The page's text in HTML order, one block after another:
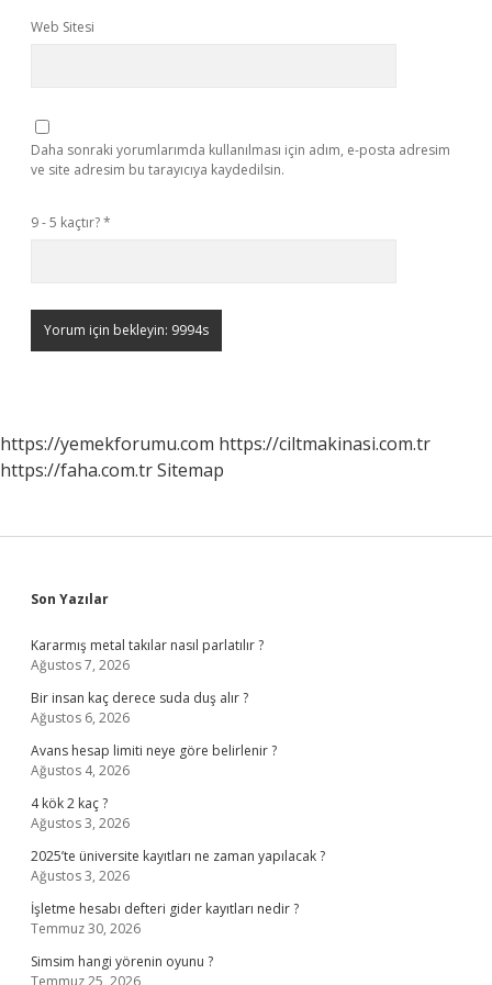
Web Sitesi
Daha sonraki yorumlarımda kullanılması için adım, e-posta adresim
ve site adresim bu tarayıcıya kaydedilsin.
9 - 5 kaçtır?*
https://yemekforumu.com https://ciltmakinasi.com.tr
https://faha.com.trSitemap
Sidebar
Son Yazılar
Kararmış metal takılar nasıl parlatılır ?
Ağustos 7, 2026
Bir insan kaç derece suda duş alır ?
Ağustos 6, 2026
Avans hesap limiti neye göre belirlenir ?
Ağustos 4, 2026
4 kök 2 kaç ?
Ağustos 3, 2026
2025’te üniversite kayıtları ne zaman yapılacak ?
Ağustos 3, 2026
İşletme hesabı defteri gider kayıtları nedir ?
Temmuz 30, 2026
Simsim hangi yörenin oyunu ?
Temmuz 25, 2026